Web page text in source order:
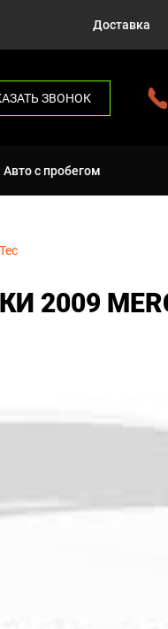
Доставка
ЗВОНОК
Авто с пробегом